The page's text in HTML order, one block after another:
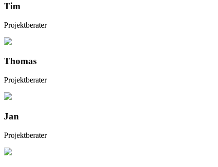
Tim
Projektberater
Thomas
Projektberater
Jan
Projektberater